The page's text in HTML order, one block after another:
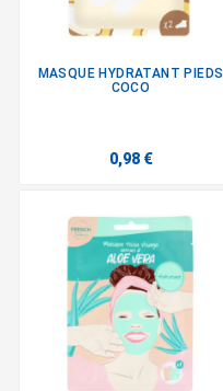
MASQUE HYDRATANT PIEDS
COCO
0,98 €